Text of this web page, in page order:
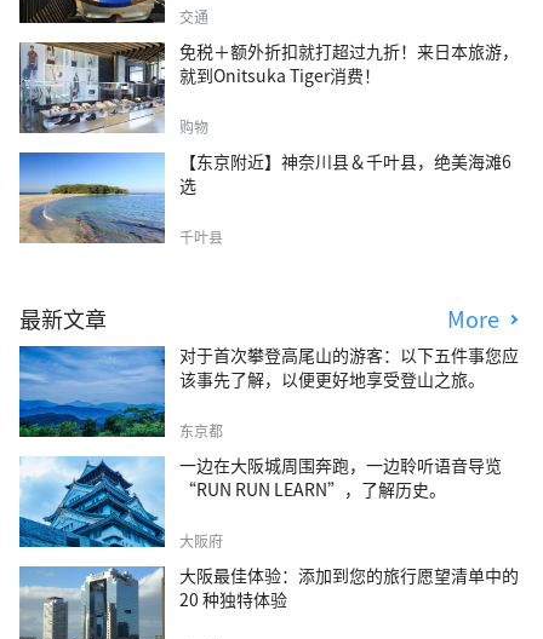
交通
免税＋额外折扣就打超过九折！来日本旅游，
就到Onitsuka Tiger消费！
购物
【东京附近】神奈川县＆千叶县，绝美海滩6
选
千叶县
最新文章 More
对于首次攀登高尾山的游客：以下五件事您应
该事先了解，以便更好地享受登山之旅。
东京都
一边在大阪城周围奔跑，一边聆听语音导览
“RUN RUN LEARN”，了解历史。
大阪府
大阪最佳体验：添加到您的旅行愿望清单中的
20 种独特体验